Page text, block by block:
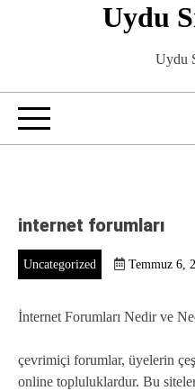
Uydu
Uydu
internet forumları
Uncategorized Temmuz 6,
İnternet Forumları Nedir ve
çevrimiçi forumlar, üyelerin
online topluluklardur. Bu